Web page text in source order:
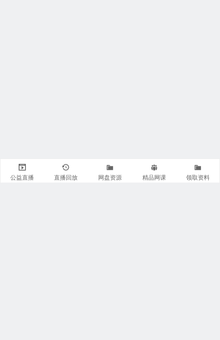
公益直播 直播回放 网盘资源 精品网课 领取资料